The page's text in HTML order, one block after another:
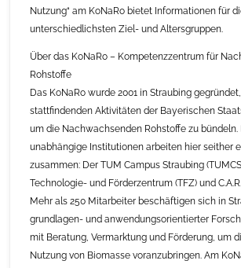
Nutzung“ am KoNaRo bietet Informationen für
unterschiedlichsten Ziel- und Altersgruppen.
Über das KoNaRo – Kompetenzzentrum für
Rohstoffe
Das KoNaRo wurde 2001 in Straubing
stattfindenden Aktivitäten der Bayerischen
um die Nachwachsenden Rohstoffe zu bündeln.
unabhängige Institutionen arbeiten hier seither
zusammen: Der TUM Campus Straubing
Technologie- und Förderzentrum (TFZ) und
Mehr als 250 Mitarbeiter beschäftigen sich in
grundlagen- und anwendungsorientierter
mit Beratung, Vermarktung und Förderung, um
Nutzung von Biomasse voranzubringen. Am